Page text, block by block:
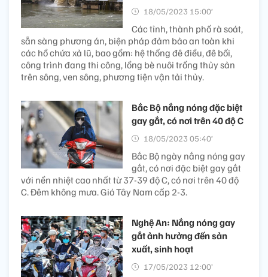
18/05/2023 15:00’
Các tỉnh, thành phố rà soát,
sẵn sàng phương án, biện pháp đảm bảo an toàn khi
các hồ chứa xả lũ, bao gồm: hệ thống đê điều, đê bối,
công trình đang thi công, lồng bè nuôi trồng thủy sản
trên sông, ven sông, phương tiện vận tải thủy.
Bắc Bộ nắng nóng đặc biệt
gay gắt, có nơi trên 40 độ C
18/05/2023 05:40’
Bắc Bộ ngày nắng nóng gay
gắt, có nơi đặc biệt gay gắt
với nền nhiệt cao nhất từ 37-39 độ C, có nơi trên 40 độ
C. Đêm không mưa. Gió Tây Nam cấp 2-3.
Nghệ An: Nắng nóng gay
gắt ảnh hưởng đến sản
xuất, sinh hoạt
17/05/2023 12:00’